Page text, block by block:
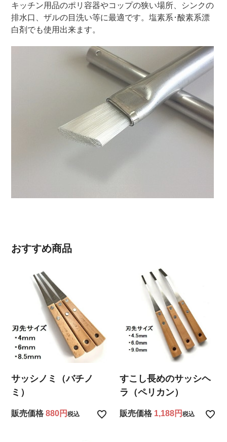
キッチン用品のポリ容器やコップの狭い場所、シンクの
排水口、ザルの目洗い等に最適です。塩素系･酸素系漂
白剤でも使用出来ます。
おすすめ商品
サッシノミ（バチノ
ミ）
販売価格 880 税込
すこし長めのサッシヘ
ラ（ペリカン）
販売価格 1,188 税込